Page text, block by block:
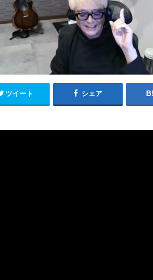
ツイート シェア